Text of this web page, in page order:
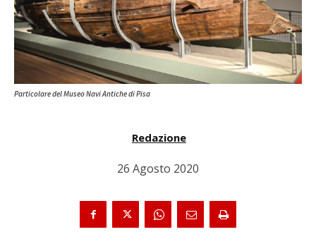
Particolare del Museo Navi Antiche di Pisa
Redazione
26 Agosto 2020